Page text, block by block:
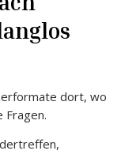
dort, wo
Fragen.